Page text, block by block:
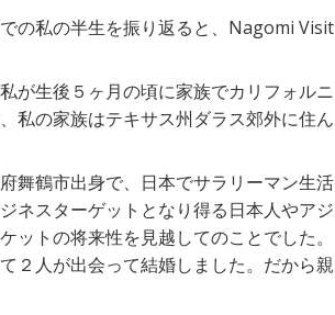
の私の半生を振り返ると、Nagomi Visit
が生後５ヶ月の頃に家族でカリフォルニ
私の家族はテキサス州ダラス郊外に住ん
舞鶴市出身で、日本でサラリーマン生活
ネスターゲットとなり得る日本人やアジ
トの将来性を見越してのことでした。
２人が出会って結婚しました。だから親